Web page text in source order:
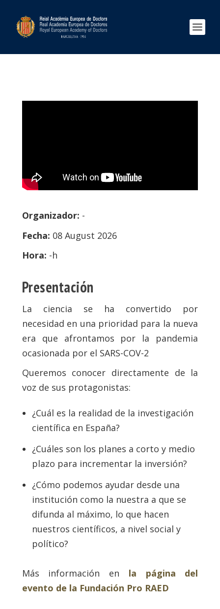
Organizador: -
Fecha: 08 August 2026
Hora: -h
Presentación
La ciencia se ha convertido por
necesidad en una prioridad para la nueva
era que afrontamos por la pandemia
ocasionada por el SARS-COV-2
Queremos conocer directamente de la
voz de sus protagonistas:
¿Cuál es la realidad de la investigación
científica en España?
¿Cuáles son los planes a corto y medio
plazo para incrementar la inversión?
¿Cómo podemos ayudar desde una
institución como la nuestra a que se
difunda al máximo, lo que hacen
nuestros científicos, a nivel social y
político?
Más información en la página del
evento de la Fundación Pro RAED